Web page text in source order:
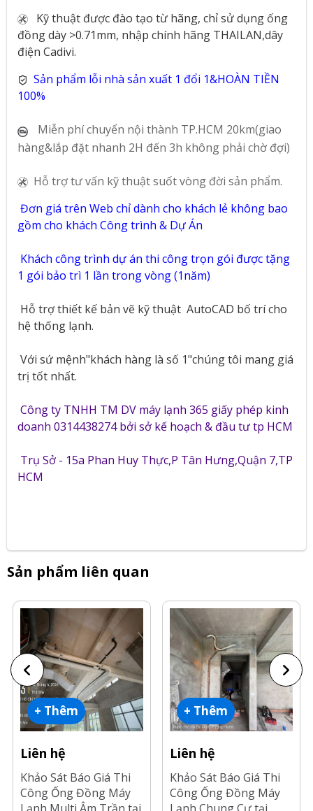
Kỹ thuật được đào tạo từ hãng, chỉ sử dụng ống
đồng dày >0.71mm, nhập chính hãng THAILAN,dây
điện Cadivi.
Sản phẩm lỗi nhà sản xuất 1 đổi 1&HOÀN TIỀN
100%
Miễn phí chuyển nội thành TP.HCM 20km(giao
hàng&lắp đặt nhanh 2H đến 3h không phải chờ đợi)
Hỗ trợ tư vấn kỹ thuật suốt vòng đời sản phẩm.
Đơn giá trên Web chỉ dành cho khách lẻ không bao
gồm cho khách Công trình & Dự Án
Khách công trình dự án thi công trọn gói được tặng
1 gói bảo trì 1 lần trong vòng (1năm)
Hỗ trợ thiết kế bản vẽ kỹ thuật AutoCAD bố trí cho
hệ thống lạnh.
Với sứ mệnh"khách hàng là số 1"chúng tôi mang giá
trị tốt nhất.
Công ty TNHH TM DV máy lạnh 365 giấy phép kinh
doanh 0314438274 bởi sở kế hoạch & đầu tư tp HCM
Trụ Sở - 15a Phan Huy Thực,P Tân Hưng,Quận 7,TP
HCM
Sản phẩm liên quan
+ Thêm
Liên hệ
Khảo Sát Báo Giá Thi
Công Ống Đồng Máy
+ Thêm
Liên hệ
Khảo Sát Báo Giá Thi
Công Ống Đồng Máy